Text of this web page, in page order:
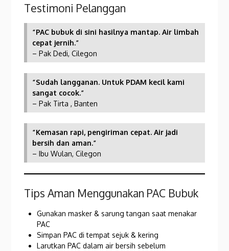
Testimoni Pelanggan
“PAC bubuk di sini hasilnya mantap. Air limbah
cepat jernih.”
– Pak Dedi, Cilegon
“Sudah langganan. Untuk PDAM kecil kami
sangat cocok.”
– Pak Tirta , Banten
“Kemasan rapi, pengiriman cepat. Air jadi
bersih dan aman.”
– Ibu Wulan, Cilegon
Tips Aman Menggunakan PAC Bubuk
Gunakan masker & sarung tangan saat menakar
PAC
Simpan PAC di tempat sejuk & kering
Larutkan PAC dalam air bersih sebelum